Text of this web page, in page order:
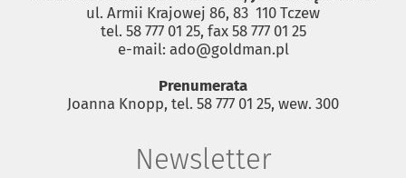
ul. Armii Krajowej 86, 83 ­ 110 Tczew
tel. 58 777 01 25, fax 58 777 01 25
e-mail: ado@goldman.pl
Prenumerata
Joanna Knopp, tel. 58 777 01 25, wew. 300
Newsletter